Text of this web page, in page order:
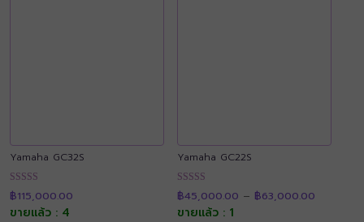
Yamaha GC32S
ให้คะแนน
4.91
ตั้งแต่ 1-5
฿115,000.00
ขายแล้ว : 4
Yamaha GC22S
ให้คะแนน
4.90
ตั้งแต่ 1-5
฿45,000.00 – ฿63,000.00range:
ขายแล้ว : 1